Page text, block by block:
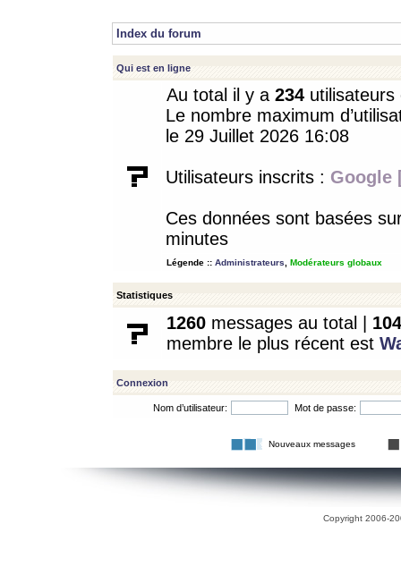
Index du forum
Qui est en ligne
Au total il y a 234
Le nombre maximum
le 29 Juillet 2026 16:08
Utilisateurs inscrits : Google
Ces données sont basées
minutes
Légende :: Administrateurs Modérateurs globaux
Statistiques
1260 messages au total | 104
membre le plus récent est
Connexion
Nom d’utilisateur: Mot de passe:
Nouveaux messages
Copyright 2006-